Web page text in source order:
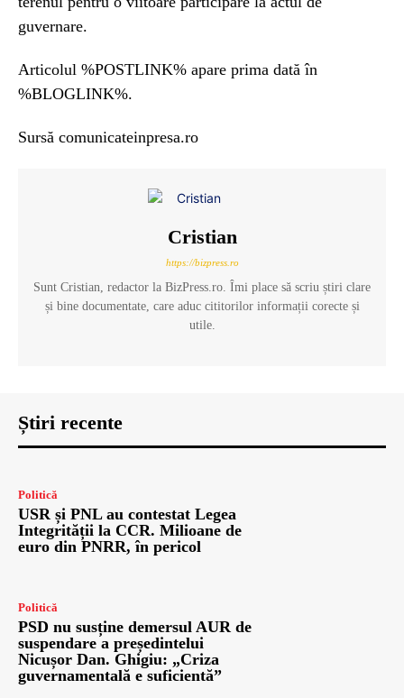
guvernare.
Articolul %POSTLINK% apare prima dată în
%BLOGLINK%.
Sursă comunicateinpresa.ro
Cristian
https://bizpress.ro
Sunt Cristian, redactor la BizPress.ro. Îmi place să scriu știri clare
și bine documentate, care aduc cititorilor informații corecte și
utile.
Știri recente
Politică
USR și PNL au contestat Legea
Integrității la CCR. Milioane de
euro din PNRR, în pericol
Politică
PSD nu susține demersul AUR de
suspendare a președintelui
Nicușor Dan. Ghigiu: „Criza
guvernamentală e suficientă”